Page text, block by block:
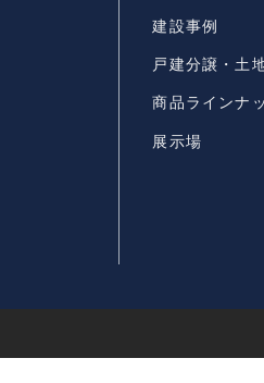
建設事例
戸建分譲・土
商品ラインナ
展示場